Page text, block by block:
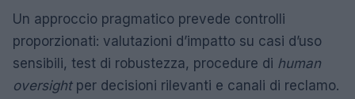
Un approccio pragmatico prevede controlli
proporzionati: valutazioni d’impatto su casi d’uso
sensibili, test di robustezza, procedure di human
oversightper decisioni rilevanti e canali di reclamo.